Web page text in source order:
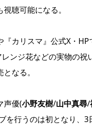
聴可能になる。
カリスマ』公式X・
ンジ花などの実物の
なる。
声優(小野友樹/山中真尋/
を行うのは初となり、